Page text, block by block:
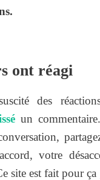
ont réagi
des
un
votre
site est fait pour ça